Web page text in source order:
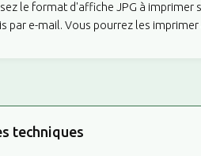
le format d'affiche JPG à imprimer
par e-mail. Vous pourrez les
techniques